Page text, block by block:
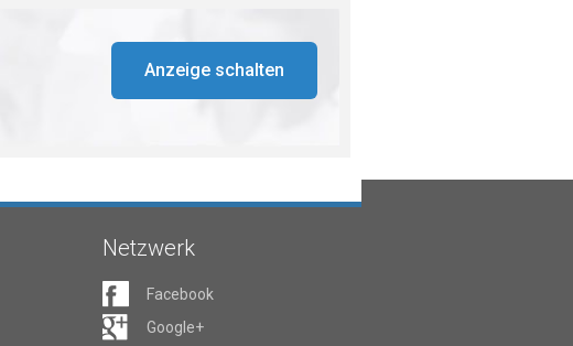
Anzeige schalten
Netzwerk
Facebook
Google+